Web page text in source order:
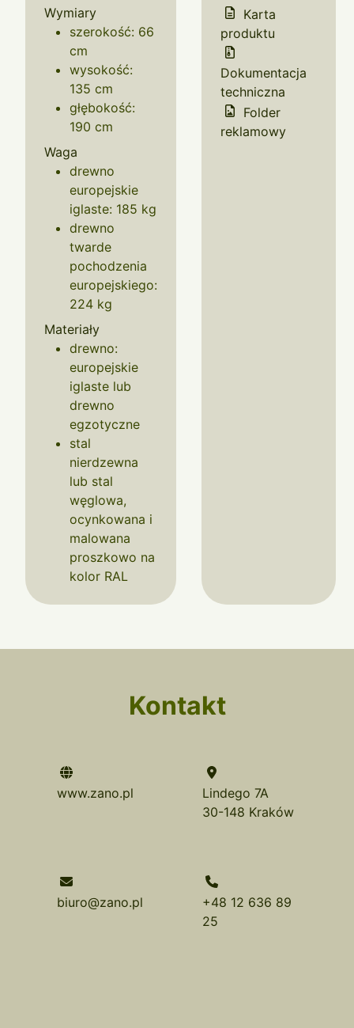
Wymiary
szerokość: 66
cm
wysokość:
135 cm
głębokość:
190 cm
Waga
drewno
europejskie
iglaste: 185 kg
drewno
twarde
pochodzenia
europejskiego:
224 kg
Materiały
drewno:
europejskie
iglaste lub
drewno
egzotyczne
stal
nierdzewna
lub stal
węglowa,
ocynkowana i
malowana
proszkowo na
kolor RAL
Karta
produktu
Dokumentacja
techniczna
Folder
reklamowy
Kontakt
www.zano.pl
Lindego 7A
30-148 Kraków
biuro@zano.pl
+48 12 636 89
25